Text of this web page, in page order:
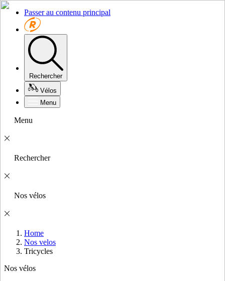
Passer au contenu principal
Rechercher
Vélos
Menu
Menu
Rechercher
Nos vélos
Home
Nos velos
Tricycles
Nos vélos